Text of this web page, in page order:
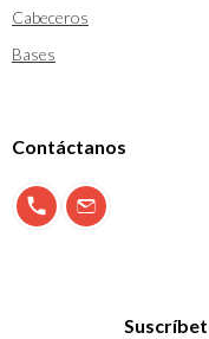
Cabeceros
Bases
Contáctanos
900 897 123info@morfeo.com